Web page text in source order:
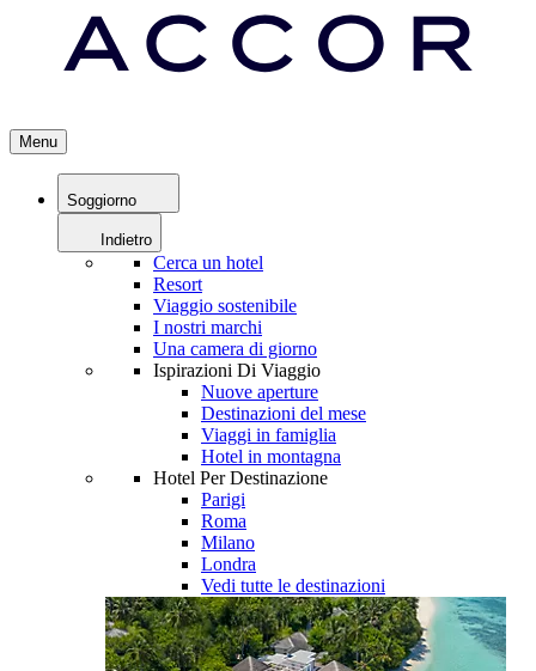
Menu
Soggiorno
Indietro
Cerca un hotel
Resort
Viaggio sostenibile
I nostri marchi
Una camera di giorno
Ispirazioni Di Viaggio
Nuove aperture
Destinazioni del mese
Viaggi in famiglia
Hotel in montagna
Hotel Per Destinazione
Parigi
Roma
Milano
Londra
Vedi tutte le destinazioni